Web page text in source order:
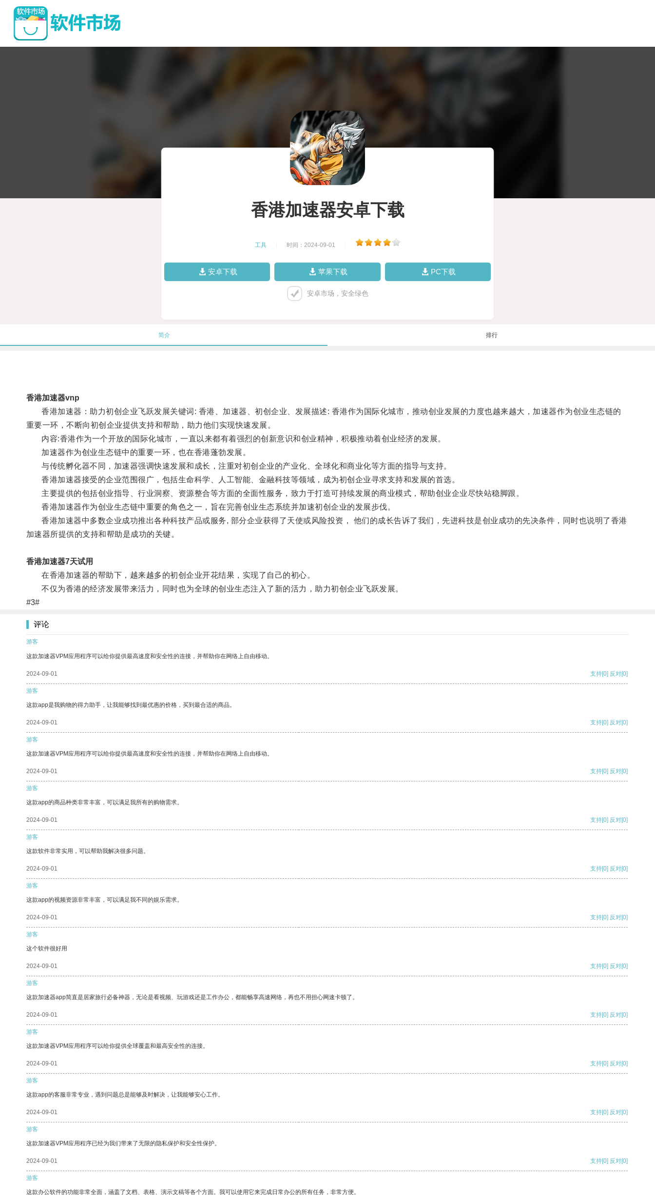
香港加速器安卓下载
工具 时间：2024-09-01
安卓下载 苹果下载 PC下载
安卓市场，安全绿色
简介 排行
香港加速器vnp
香港加速器：助力初创企业飞跃发展关键词: 香港、加速器、初创企业、发展描述: 香港作为国际化城市，推动创业发展的力度也越来越大，加速器作为创业生态链的
重要一环，不断向初创企业提供支持和帮助，助力他们实现快速发展。
内容:香港作为一个开放的国际化城市，一直以来都有着强烈的创新意识和创业精神，积极推动着创业经济的发展。
加速器作为创业生态链中的重要一环，也在香港蓬勃发展。
与传统孵化器不同，加速器强调快速发展和成长，注重对初创企业的产业化、全球化和商业化等方面的指导与支持。
香港加速器接受的企业范围很广，包括生命科学、人工智能、金融科技等领域，成为初创企业寻求支持和发展的首选。
主要提供的包括创业指导、行业洞察、资源整合等方面的全面性服务，致力于打造可持续发展的商业模式，帮助创业企业尽快站稳脚跟。
香港加速器作为创业生态链中重要的角色之一，旨在完善创业生态系统并加速初创企业的发展步伐。
香港加速器中多数企业成功推出各种科技产品或服务, 部分企业获得了天使或风险投资， 他们的成长告诉了我们，先进科技是创业成功的先决条件，同时也说明了香港
加速器所提供的支持和帮助是成功的关键。
香港加速器7天试用
在香港加速器的帮助下，越来越多的初创企业开花结果，实现了自己的初心。
不仅为香港的经济发展带来活力，同时也为全球的创业生态注入了新的活力，助力初创企业飞跃发展。
#3#
评论
游客
这款加速器VPM应用程序可以给你提供最高速度和安全性的连接，并帮助你在网络上自由移动。
2024-09-01 支持[0] 反对[0]
游客
这款app是我购物的得力助手，让我能够找到最优惠的价格，买到最合适的商品。
2024-09-01 支持[0] 反对[0]
游客
这款加速器VPM应用程序可以给你提供最高速度和安全性的连接，并帮助你在网络上自由移动。
2024-09-01 支持[0] 反对[0]
游客
这款app的商品种类非常丰富，可以满足我所有的购物需求。
2024-09-01 支持[0] 反对[0]
游客
这款软件非常实用，可以帮助我解决很多问题。
2024-09-01 支持[0] 反对[0]
游客
这款app的视频资源非常丰富，可以满足我不同的娱乐需求。
2024-09-01 支持[0] 反对[0]
游客
这个软件很好用
2024-09-01 支持[0] 反对[0]
游客
这款加速器app简直是居家旅行必备神器，无论是看视频、玩游戏还是工作办公，都能畅享高速网络，再也不用担心网速卡顿了。
2024-09-01 支持[0] 反对[0]
游客
这款加速器VPM应用程序可以给你提供全球覆盖和最高安全性的连接。
2024-09-01 支持[0] 反对[0]
游客
这款app的客服非常专业，遇到问题总是能够及时解决，让我能够安心工作。
2024-09-01 支持[0] 反对[0]
游客
这款加速器VPM应用程序已经为我们带来了无限的隐私保护和安全性保护。
2024-09-01 支持[0] 反对[0]
游客
这款办公软件的功能非常全面，涵盖了文档、表格、演示文稿等各个方面。我可以使用它来完成日常办公的所有任务，非常方便。